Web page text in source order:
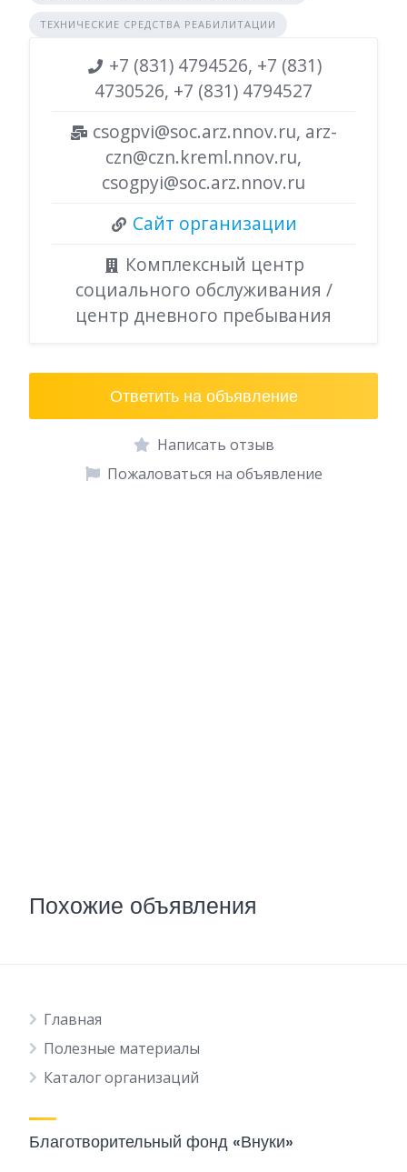
ТЕХНИЧЕСКИЕ СРЕДСТВА РЕАБИЛИТАЦИИ
+7 (831) 4794526, +7 (831)
4730526, +7 (831) 4794527
csogpvi@soc.arz.nnov.ru, arz-
czn@czn.kreml.nnov.ru,
csogpyi@soc.arz.nnov.ru
Сайт организации
Комплексный центр
социального обслуживания /
центр дневного пребывания
Ответить на объявление
Написать отзыв
Пожаловаться на объявление
Похожие объявления
Главная
Полезные материалы
Каталог организаций
Благотворительный фонд «Внуки»